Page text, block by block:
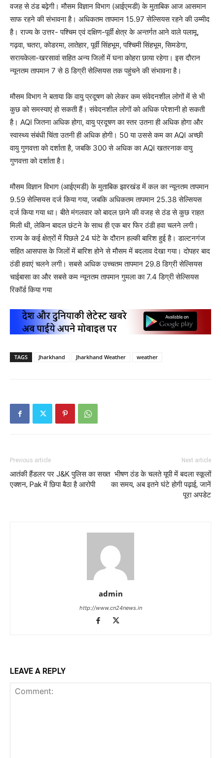
वजह से ठंड बढ़ेगी। मौसम विज्ञान विभाग (आईएमडी) के मुताबिक आज आसमान
साफ रहने की संभावना है। अधिकतम तापमान 15.97 सेल्सियस रहने की उम्मीद
है। राज्य के उत्तर- पश्चिम एवं दक्षिण-पूर्वी क्षेत्र के अन्तर्गत आने वाले पलामू,
गढ़वा, चतरा, कोडरमा, लातेहार, पूर्वी सिंहभूम, पश्चिमी सिंहभूम, सिमडेगा,
सरायकेला-खरसावां सहित अन्य जिलों में घना कोहरा छाया रहेगा। इस दौरान
न्यूनतम तापमान 7 से 8 डिग्री सेल्सियस तक पहुंचने की संभावना है।
मौसम विभाग ने बताया कि वायु प्रदूषण को लेकर कम संवेदनशील लोगों में से भी
कुछ को समस्याएं हो सकती हैं। संवेदनशील लोगों को अधिक परेशानी हो सकती
है। AQI जितना अधिक होगा, वायु प्रदूषण का स्तर उतना ही अधिक होगा और
स्वास्थ्य संबंधी चिंता उतनी ही अधिक होगी। 50 या उससे कम का AQI अच्छी
वायु गुणवत्ता को दर्शाता है, जबकि 300 से अधिक का AQI खतरनाक वायु
गुणवत्ता को दर्शाता है।
मौसम विज्ञान विभाग (आईएमडी) के मुताबिक झारखंड में कल का न्यूनतम तापमान
9.59 सेल्सियस दर्ज किया गया, जबकि अधिकतम तापमान 25.38 सेल्सियस
दर्ज किया गया था। बीते मंगलवार को बादल छाने की वजह से ठंड से कुछ राहत
मिली थी, लेकिन बादल छंटने के साथ ही एक बार फिर ठंडी हवा चलने लगी।
राज्य के कई क्षेत्रों में पिछले 24 घंटे के दौरान हल्की बारिश हुई है। डाल्टनगंज
सहित आसपास के जिलों में बारिश होने से मौसम में बदलाव देखा गया। दोपहर बाद
ठंडी हवाएं चलने लगी। सबसे अधिक उच्चतम तापमान 29.8 डिग्री सेल्सियस
चाईबासा का और सबसे कम न्यूनतम तापमान गुमला का 7.4 डिग्री सेल्सियस
रिकॉर्ड किया गया
TAGS Jharkhand Jharkhand Weather weather
Previous article
आतंकी हैंडलर पर J&K पुलिस का सख्त
एक्शन, Pak में छिपा बैठा है आरोपी
Next article
भीषण ठंड के चलते यूपी में बदला स्कूलों
का समय, अब इतने घंटे होगी पढ़ाई, जानें
पूरा अपडेट
admin
http://www.cn24news.in
LEAVE A REPLY